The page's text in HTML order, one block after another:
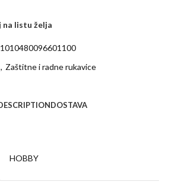
na listu želja
, Zaštitne i radne rukavice
DOSTAVA
HOBBY